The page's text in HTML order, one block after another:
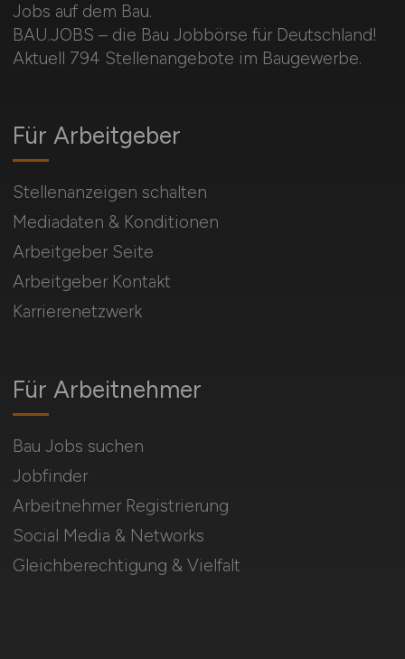
Jobs auf dem Bau.
BAU.JOBS – die Bau Jobbörse für Deutschland!
Aktuell 794 Stellenangebote im Baugewerbe.
Für Arbeitnehmer
Bau Jobs suchen
Jobfinder
Arbeitnehmer Registrierung
Social Media & Networks
Gleichberechtigung & Vielfalt
Für Arbeitgeber
Stellenanzeigen schalten
Mediadaten & Konditionen
Arbeitgeber Seite
Arbeitgeber Kontakt
Karrierenetzwerk